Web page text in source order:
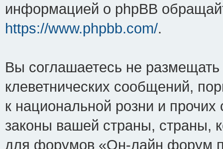
информацией о phpBB
https://www.phpbb.com/.
Вы соглашаетесь не
клеветнических сообщений,
к национальной розни и
законы вашей страны, страны,
для форумов «Он-лайн форум